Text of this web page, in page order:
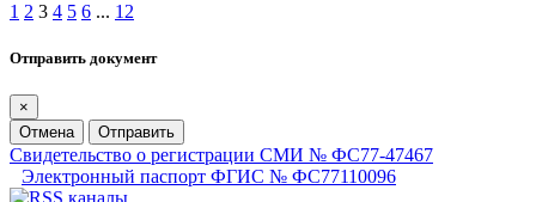
1 2 3 4 5 6 ... 12
Отправить документ
×
Отмена
Отправить
Свидетельство о регистрации СМИ № ФС77-47467
Электронный паспорт ФГИС № ФС77110096